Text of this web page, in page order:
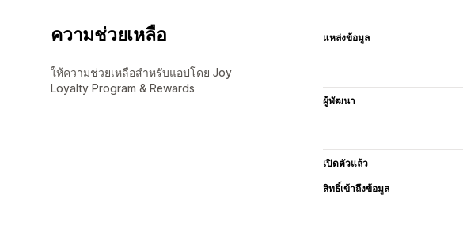
ความช่วยเหลือ
ให้ความช่วยเหลือสำหรับแอปโดย Joy
Loyalty Program & Rewards
แหล่งข้อมูล
ผู้พัฒนา
เปิดตัวแล้ว
สิทธิ์เข้าถึงข้อมูล